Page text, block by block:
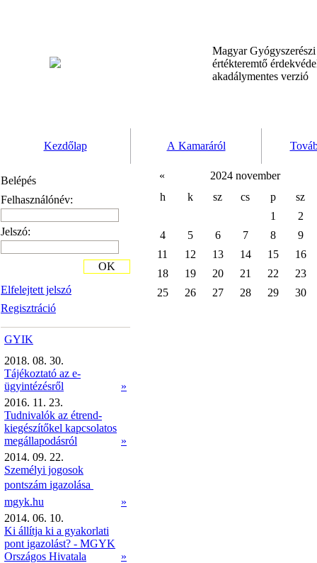
Magyar
értékteremtő
akadálymentes verzió
Kezdőlap A Kamaráról
Belépés
Felhasználónév:
Jelszó:
Elfelejtett jelszó
Regisztráció
OK
GYIK
2018. 08. 30.
Tájékoztató az e-
ügyintézésről
»
2016. 11. 23.
Tudnivalók az étrend-
kiegészítőkel kapcsolatos
megállapodásról
»
2014. 09. 22.
Személyi jogosok
pontszám igazolása 
mgyk.hu
»
2014. 06. 10.
Ki állítja ki a gyakorlati
pont igazolást? - MGYK
Országos Hivatala
»
«
2024 november
h
k sz cs p
sz
1
2
4
5 6 7 8
9
11
12 13 14 15
16
18
19 20 21 22
23
25
26 27 28 29 30